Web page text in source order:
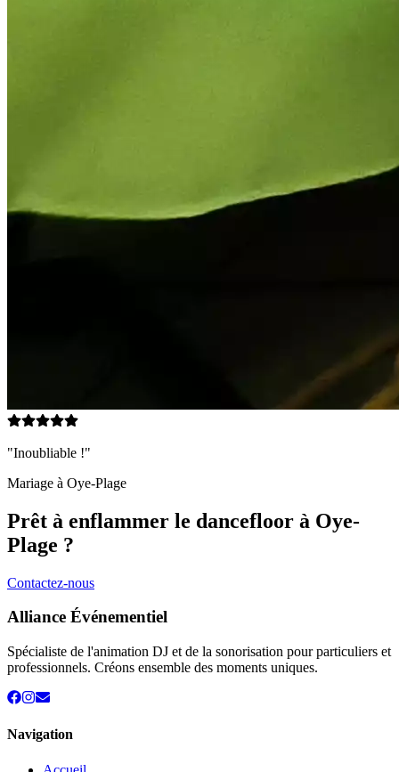
"Inoubliable !"
Mariage à Oye-Plage
Prêt à enflammer le dancefloor à Oye-
Plage ?
Contactez-nous
Alliance Événementiel
Spécialiste de l'animation DJ et de la sonorisation pour particuliers et
professionnels. Créons ensemble des moments uniques.
Navigation